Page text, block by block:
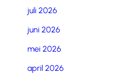
juli 2026
juni 2026
mei 2026
april 2026